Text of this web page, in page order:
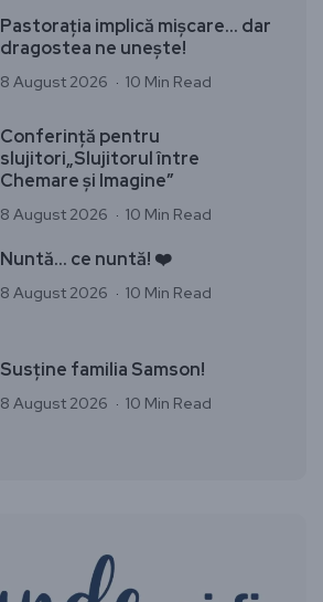
Pastorația implică mișcare… dar
dragostea ne unește!
8 August 2026 10 Min Read
Conferință pentru
slujitori„Slujitorul între
Chemare și Imagine”
8 August 2026 10 Min Read
Nuntă… ce nuntă! ❤️
8 August 2026 10 Min Read
Susține familia Samson!
8 August 2026 10 Min Read